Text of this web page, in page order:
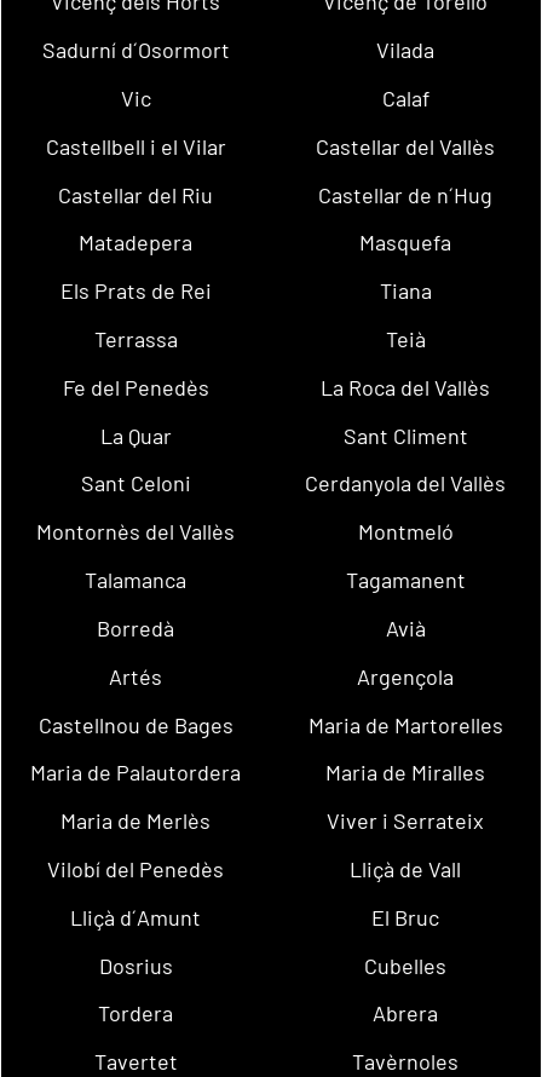
Sadurní d´Osormort
Vilada
Vic
Calaf
Castellbell i el Vilar
Castellar del Vallès
Castellar del Riu
Castellar de n´Hug
Matadepera
Masquefa
Els Prats de Rei
Tiana
Terrassa
Teià
Fe del Penedès
La Roca del Vallès
La Quar
Sant Climent
Sant Celoni
Cerdanyola del Vallès
Montornès del Vallès
Montmeló
Talamanca
Tagamanent
Borredà
Avià
Artés
Argençola
Castellnou de Bages
Maria de Martorelles
Maria de Palautordera
Maria de Miralles
Maria de Merlès
Viver i Serrateix
Vilobí del Penedès
Lliçà de Vall
Lliçà d´Amunt
El Bruc
Dosrius
Cubelles
Tordera
Abrera
Tavertet
Tavèrnoles